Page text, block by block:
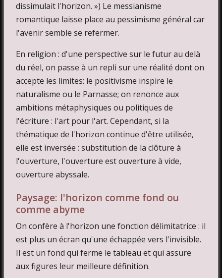
dissimulait l'horizon. ») Le messianisme
romantique laisse place au pessimisme général car
l'avenir semble se refermer.
En religion : d'une perspective sur le futur au delà
du réel, on passe à un repli sur une réalité dont on
accepte les limites: le positivisme inspire le
naturalisme ou le Parnasse; on renonce aux
ambitions métaphysiques ou politiques de
l'écriture : l'art pour l'art. Cependant, si la
thématique de l'horizon continue d'être utilisée,
elle est inversée : substitution de la clôture à
l'ouverture, l'ouverture est ouverture à vide,
ouverture abyssale.
Paysage: l'horizon comme fond ou
comme abyme
On confère à l'horizon une fonction délimitatrice : il
est plus un écran qu'une échappée vers l'invisible.
Il est un fond qui ferme le tableau et qui assure
aux figures leur meilleure définition.